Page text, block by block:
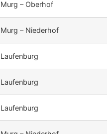
Murg – Oberhof
Murg – Niederhof
Laufenburg
Laufenburg
Laufenburg